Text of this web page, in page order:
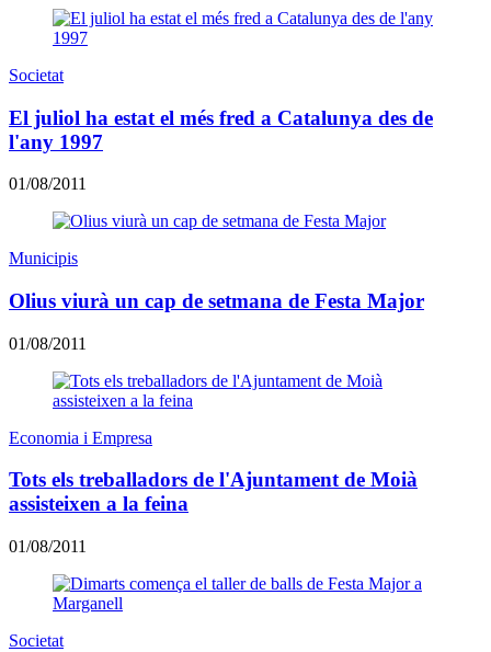
Societat
El juliol ha estat el més fred a Catalunya des de
l'any 1997
01/08/2011
Municipis
Olius viurà un cap de setmana de Festa Major
01/08/2011
Economia i Empresa
Tots els treballadors de l'Ajuntament de Moià
assisteixen a la feina
01/08/2011
Societat